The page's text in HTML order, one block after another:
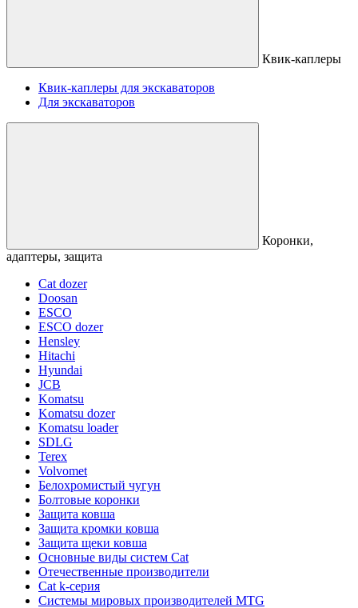
Квик-каплеры
Квик-каплеры для экскаваторов
Для экскаваторов
Коронки,
адаптеры, защита
Cat dozer
Doosan
ESCO
ESCO dozer
Hensley
Hitachi
Hyundai
JCB
Komatsu
Komatsu dozer
Komatsu loader
SDLG
Terex
Volvomet
Белохромистый чугун
Болтовые коронки
Защита ковша
Защита кромки ковша
Защита щеки ковша
Основные виды систем Cat
Отечественные производители
Сat k-серия
Системы мировых производителей MTG